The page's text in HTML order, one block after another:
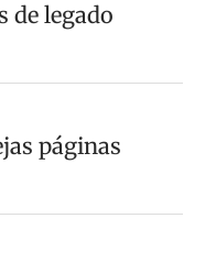
de legado
páginas